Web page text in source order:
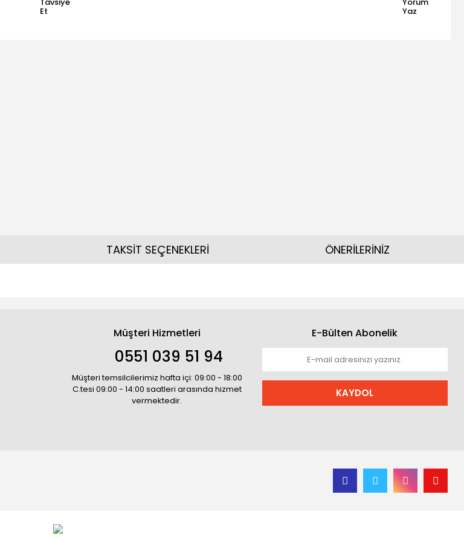
Et Yaz
TAKSİT SEÇENEKLERİ ÖNERİLERİNİZ
Müşteri Hizmetleri
0551 039 51 94
Müşteri temsilcilerimiz hafta içi: 09:00 - 18:00
C.tesi 09:00 - 14:00 saatleri arasında hizmet
vermektedir.
E-Bülten Abonelik
KAYDOL